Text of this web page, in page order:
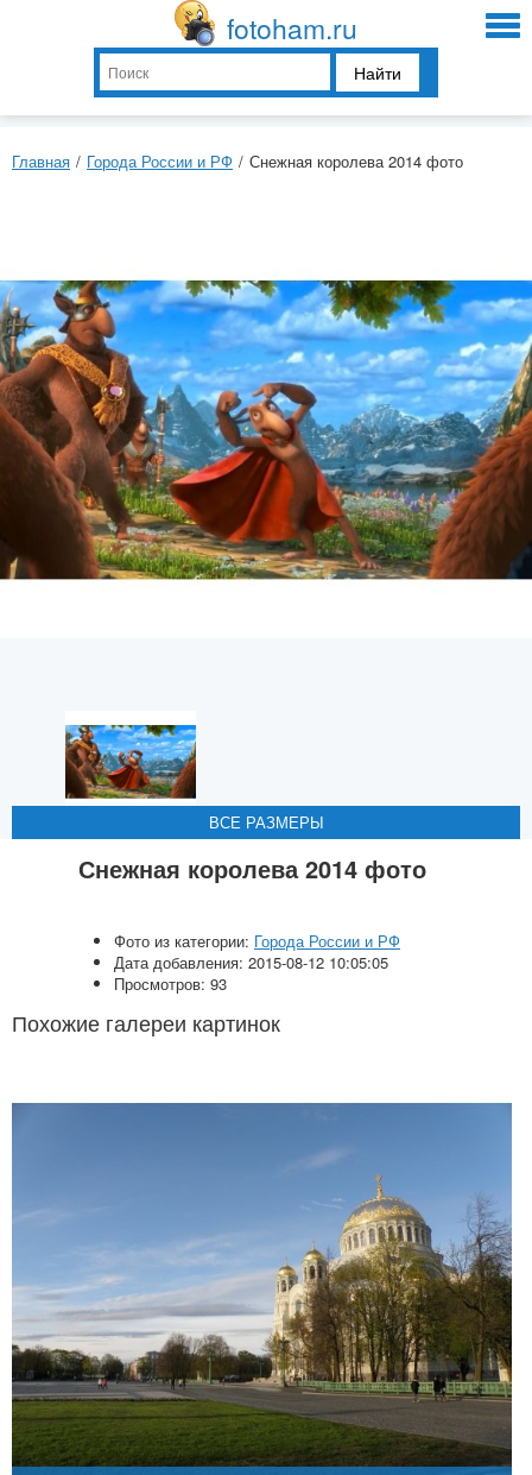
fotoham.ru
Найти
Главная / Города России и РФ / Снежная королева 2014 фото
ВСЕ РАЗМЕРЫ
ВСЕ РАЗМЕРЫ
ВСЕ РАЗМЕРЫ
ВСЕ РАЗМЕРЫ
ВСЕ РАЗМЕРЫ
Снежная королева 2014 фото
Фото из категории: Города России и РФ
Дата добавления: 2015-08-12 10:05:05
Просмотров: 93
Похожие галереи картинок